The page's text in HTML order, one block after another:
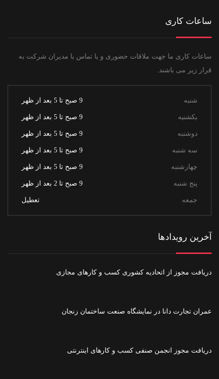
ساعات کاری
ساعات کاری ما جهت ملاقات حضوری و یا تماس با مدیران شرکت به
قرار زیر می باشند.
شنبه 9 صبح تا 5 بعد از ظهر
یکشنیه 9 صبح تا 5 بعد از ظهر
دوشنبه 9 صبح تا 5 بعد از ظهر
سه شنبه 9 صبح تا 5 بعد از ظهر
چهارشنبه 9 صبح تا 5 بعد از ظهر
پنج شنبه 9 صبح تا 2 بعد از ظهر
جمعه تعطیل
آخرین رویدادها
دریافت مجوز از اتحادیه کشوری کسب و کارهای مجازی
عمران تجارت دانا در نمایشگاه صنعت ساختمان زنجان
دریافت مجوز انجمن صنفی کسب‌ و کارهای اینترنتی